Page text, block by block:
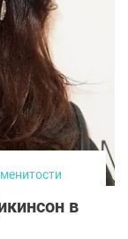
И
прогулки
как
в